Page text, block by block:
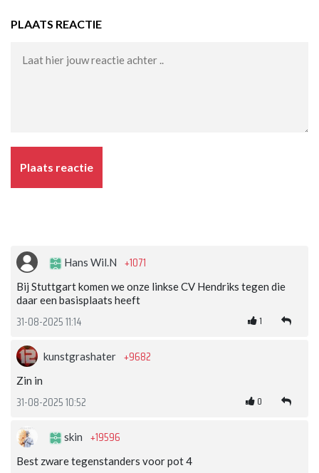
PLAATS REACTIE
Plaats reactie
Hans Wil.N +1071
Bij Stuttgart komen we onze linkse CV Hendriks tegen die
daar een basisplaats heeft
31-08-2025 11:14 1
kunstgrashater +9682
Zin in
31-08-2025 10:52 0
skin +19596
Best zware tegenstanders voor pot 4